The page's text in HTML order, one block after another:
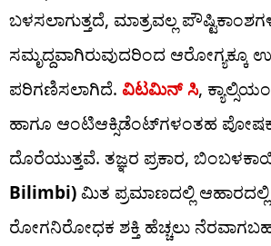
ಬಳಸಲಾಗುತ್ತದೆ, ಮಾತ್ರವಲ್ಲ
ಸಮೃದ್ದವಾಗಿರುವುದರಿಂದ ಆರೋಗ್ಯಕ್ಕೂ
ಪರಿಗಣಿಸಲಾಗಿದೆ. ವಿಟಮಿನ್ ಸಿ,
ಹಾಗೂ ಆಂಟಿಆಕ್ಸಿಡೆಂಟ್‌ಗಳಂತಹ
ದೊರೆಯುತ್ತವೆ. ತಜ್ಞರ ಪ್ರಕಾರ,
Bilimbi)ಮಿತ ಪ್ರಮಾಣದಲ್ಲಿ
ರೋಗನಿರೋಧಕ ಶಕ್ತಿ ಹೆಚ್ಚಲು